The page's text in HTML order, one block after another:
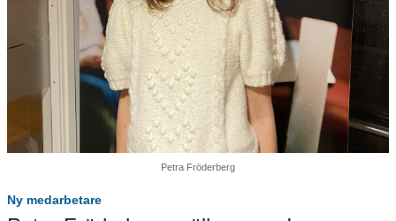
Petra Fröderberg
Ny medarbetare